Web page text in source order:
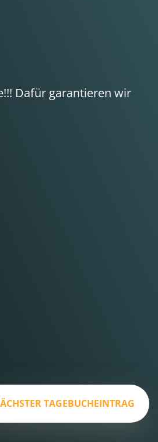
Dafür garantieren wir
TAGEBUCHEINTRAG